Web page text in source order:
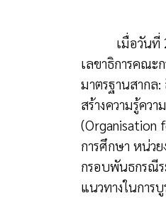
เมื่อวันที่
เลขาธิการคณะ
มาตรฐานสากล
สร้างความรู้คว
(Organisation
การศึกษา หน่ว
กรอบพันธกรณี
แนวทางในการ